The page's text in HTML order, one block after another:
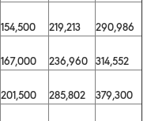
154,500 219,213
290,986
167,000 236,960
314,552
201,500 285,802
379,300